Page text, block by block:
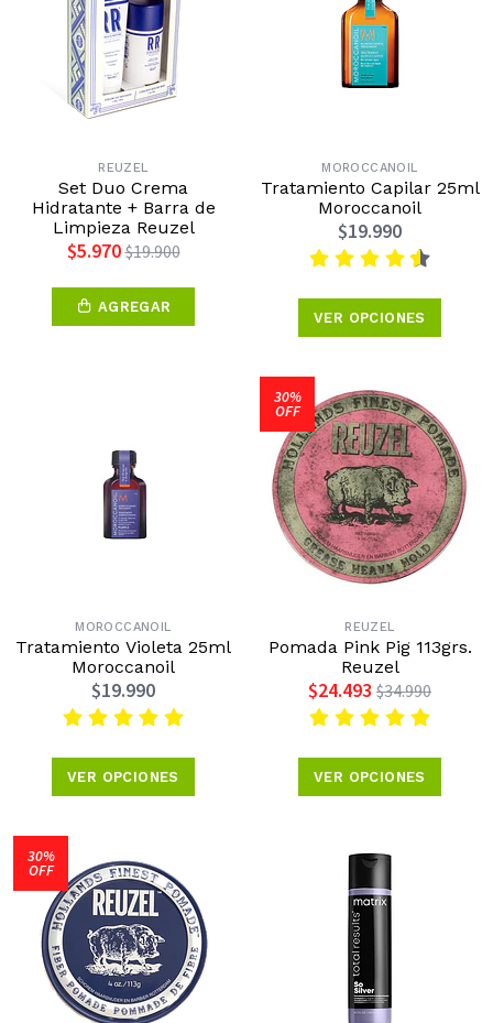
REUZEL
Set Duo Crema
Hidratante + Barra de
Limpieza Reuzel
$5.970 $19.900
AGREGAR
MOROCCANOIL
Tratamiento Capilar 25ml
Moroccanoil
$19.990
VER OPCIONES
MOROCCANOIL
Tratamiento Violeta 25ml
Moroccanoil
$19.990
VER OPCIONES
30%
OFF
REUZEL
Pomada Pink Pig 113grs.
Reuzel
$24.493 $34.990
VER OPCIONES
30%
OFF